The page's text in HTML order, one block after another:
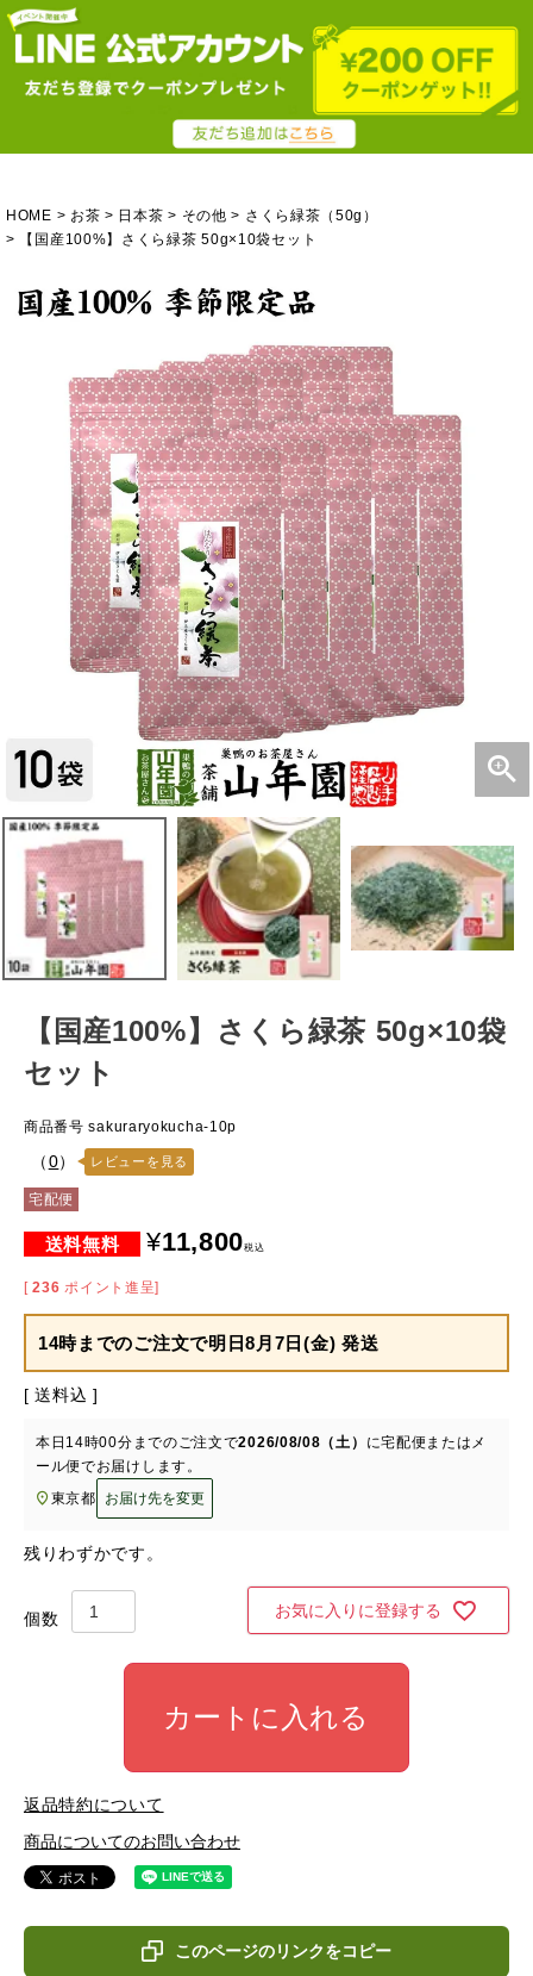
HOME お茶 日本茶 その他
さくら緑茶（50g）
【国産100%】さくら緑茶 50g×10袋セット
【国産100%】さくら緑茶 50g×10袋
セット
商品番号 sakuraryokucha-10p
（0） レビューを見る
宅配便
¥11,800税込
[ 236 ポイント進呈]
14時までのご注文で明日8月7日(金) 発送
送料込
本日 14時00分 までのご注文で2026/08/08（土） に宅配便またはメ
ール便でお届けします。
東京都
お届け先を変更
残りわずかです。
お気に入りに登録する
カートに入れる
返品特約について
商品についてのお問い合わせ
このページのリンクをコピー